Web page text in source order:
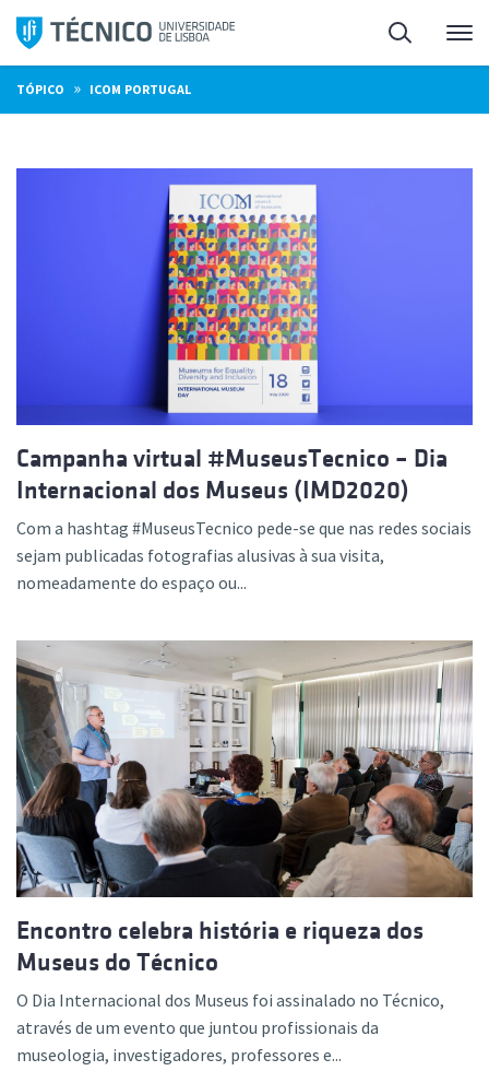
Saltar
para
o
conteúdo
Pesquisa
TÓPICO » ICOM PORTUGAL
Campanha virtual #MuseusTecnico – Dia
Internacional dos Museus (IMD2020)
Com a hashtag #MuseusTecnico pede-se que nas redes sociais
sejam publicadas fotografias alusivas à sua visita,
nomeadamente do espaço ou...
Encontro celebra história e riqueza dos
Museus do Técnico
O Dia Internacional dos Museus foi assinalado no Técnico,
através de um evento que juntou profissionais da
museologia, investigadores, professores e...